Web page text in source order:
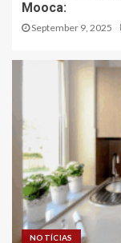
Mooca:
September 9, 2025
NOTÍCIAS